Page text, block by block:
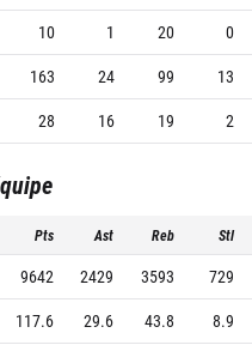
10 1 20
0
163 24 99
13
28 16 19 2
Pts Ast Reb Stl
9642 2429 3593
729
117.6 29.6 43.8 8.9